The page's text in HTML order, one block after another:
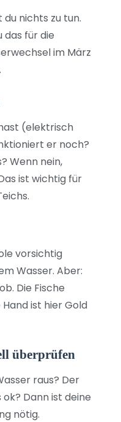
nichts zu tun.
das für die
im März
(elektrisch
er noch?
Wenn nein,
ist wichtig für
vorsichtig
Wasser. Aber:
Die Fische
ist hier Gold
überprüfen
raus? Der
Dann ist deine
nötig.